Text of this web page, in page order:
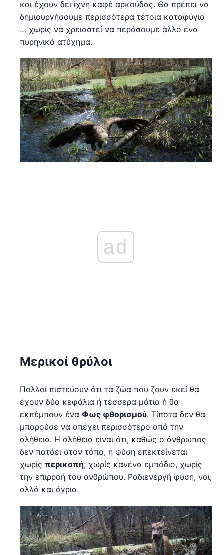
και έχουν δει ίχνη καφέ αρκούδας. Θα πρέπει να
δημιουργήσουμε περισσότερα τέτοια καταφύγια
… χωρίς να χρειαστεί να περάσουμε άλλο ένα
πυρηνικό ατύχημα.
ad
Μερικοί θρύλοι
Πολλοί πιστεύουν ότι τα ζώα που ζουν εκεί θα
έχουν δύο κεφάλια ή τέσσερα μάτια ή θα
εκπέμπουν ένα Φως φθορισμού. Τίποτα δεν θα
μπορούσε να απέχει περισσότερο από την
αλήθεια. Η αλήθεια είναι ότι, καθώς ο άνθρωπος
δεν πατάει στον τόπο, η φύση επεκτείνεται
χωρίς περικοπή, χωρίς κανένα εμπόδιο, χωρίς
την επιρροή του ανθρώπου. Ραδιενεργή φύση, ναι,
αλλά και άγρια.